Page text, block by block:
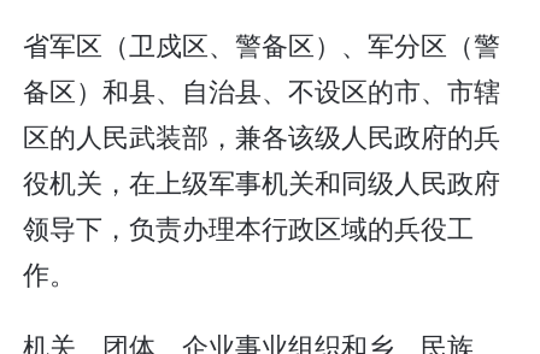
省军区（卫戍区、警备区）、军分区（警
备区）和县、自治县、不设区的市、市辖
区的人民武装部，兼各该级人民政府的兵
役机关，在上级军事机关和同级人民政府
领导下，负责办理本行政区域的兵役工
作。
机关、团体、企业事业组织和乡、民族